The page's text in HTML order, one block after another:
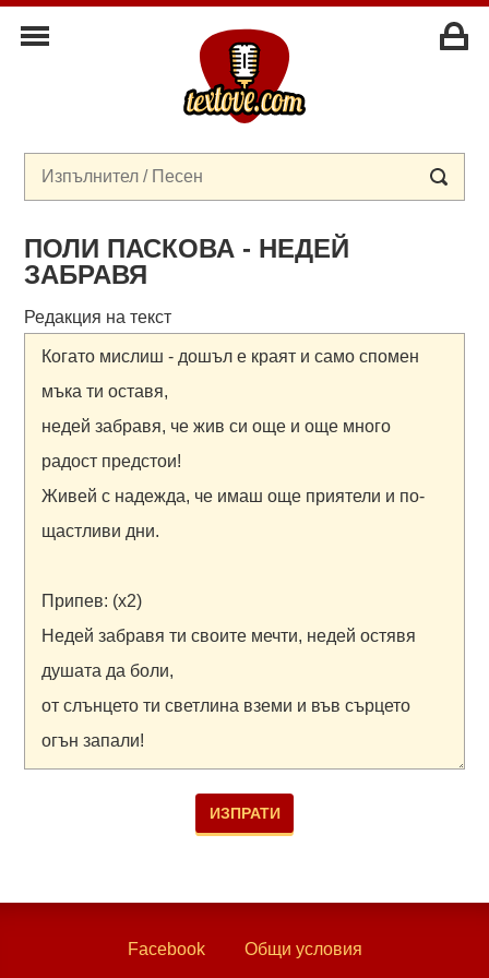
ПОЛИ ПАСКОВА - НЕДЕЙ
ЗАБРАВЯ
Редакция на текст
Facebook Общи условия